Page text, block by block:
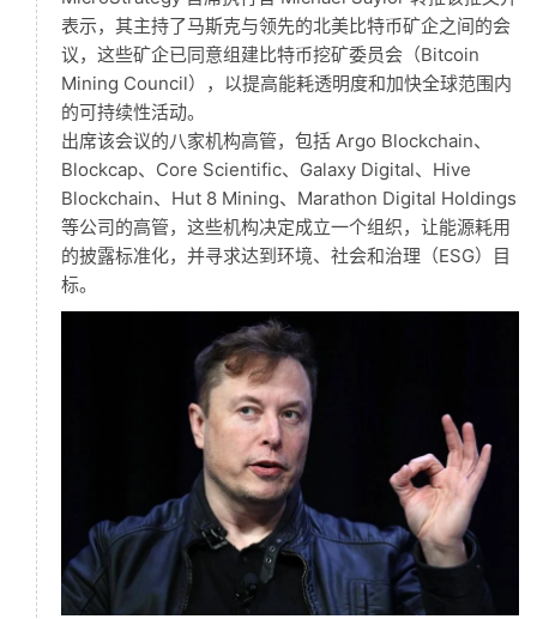
首
页
快
表示，其主持了马斯克与领先的北美比特币矿企之间的会
议，这些矿企已同意组建比特币挖矿委员会（Bitcoin
Mining Council），以提高能耗透明度和加快全球范围内
的可持续性活动。
出席该会议的八家机构高管，包括 Argo Blockchain、
Blockcap、Core Scientific、Galaxy Digital、Hive
Blockchain、Hut 8 Mining、Marathon Digital Holdings
等公司的高管，这些机构决定成立一个组织，让能源耗用
的披露标准化，并寻求达到环境、社会和治理（ESG）目
标。